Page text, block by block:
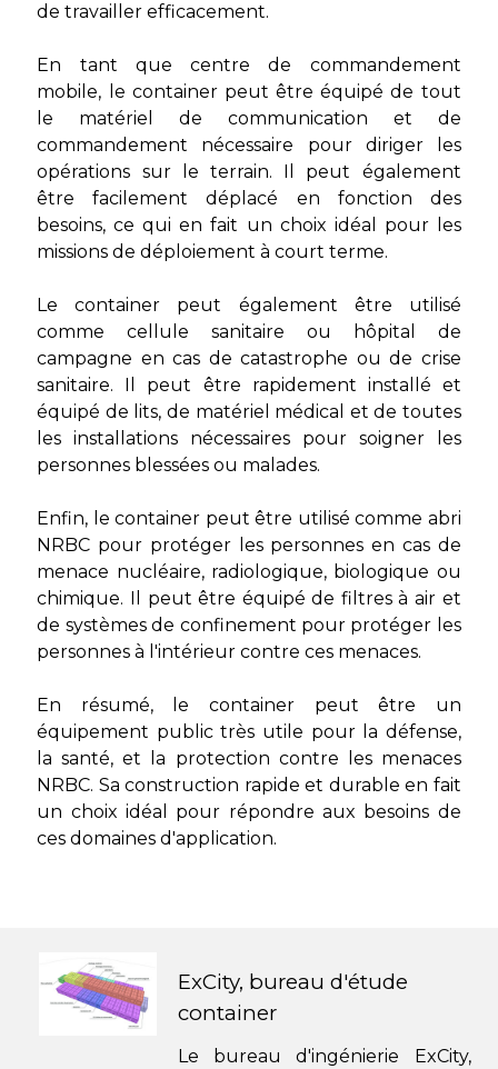
de travailler efficacement.
En tant que centre de commandement
mobile, le container peut être équipé de tout
le matériel de communication et de
commandement nécessaire pour diriger les
opérations sur le terrain. Il peut également
être facilement déplacé en fonction des
besoins, ce qui en fait un choix idéal pour les
missions de déploiement à court terme.
Le container peut également être utilisé
comme cellule sanitaire ou hôpital de
campagne en cas de catastrophe ou de crise
sanitaire. Il peut être rapidement installé et
équipé de lits, de matériel médical et de toutes
les installations nécessaires pour soigner les
personnes blessées ou malades.
Enfin, le container peut être utilisé comme abri
NRBC pour protéger les personnes en cas de
menace nucléaire, radiologique, biologique ou
chimique. Il peut être équipé de filtres à air et
de systèmes de confinement pour protéger les
personnes à l'intérieur contre ces menaces.
En résumé, le container peut être un
équipement public très utile pour la défense,
la santé, et la protection contre les menaces
NRBC. Sa construction rapide et durable en fait
un choix idéal pour répondre aux besoins de
ces domaines d'application.
ExCity, bureau d'étude
container
Le bureau d'ingénierie ExCity,